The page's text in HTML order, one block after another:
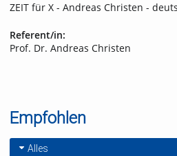
ZEIT für X - Andreas Christen -
Referent/in:
Prof. Dr. Andreas Christen
Empfohlen
Alles